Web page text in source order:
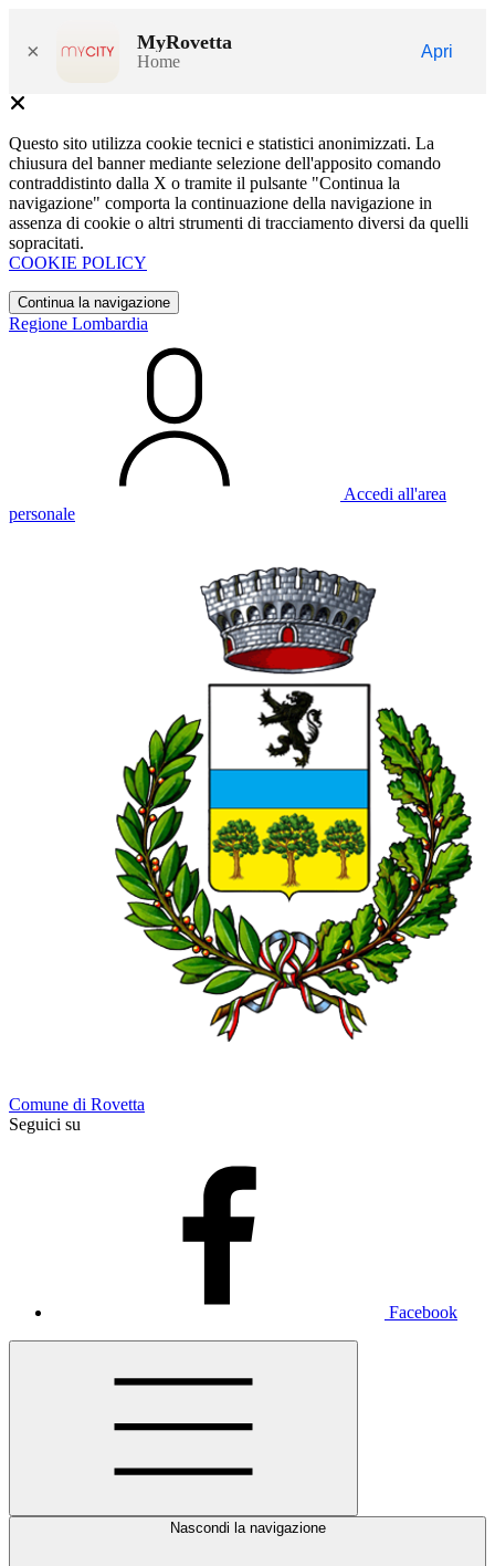
× MyRovetta
Home
Apri
Questo sito utilizza cookie tecnici e statistici anonimizzati. La
chiusura del banner mediante selezione dell'apposito comando
contraddistinto dalla X o tramite il pulsante "Continua la
navigazione" comporta la continuazione della navigazione in
assenza di cookie o altri strumenti di tracciamento diversi da quelli
sopracitati.
COOKIE POLICY
Continua la navigazione
Regione Lombardia
Accedi all'area
personale
Comune di Rovetta
Seguici su
Facebook
Nascondi la navigazione